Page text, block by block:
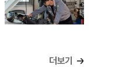
더보기